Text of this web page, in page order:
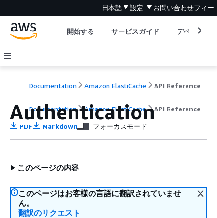
日本語 設定 お問い合わせフィー
開始する サービスガイド デベロッパ
Documentation Amazon ElastiCache API Reference
Documentation Amazon ElastiCache API Reference
Authentication
PDF Markdown フォーカスモード
このページの内容
このページはお客様の言語に翻訳されていませ
ん。
翻訳のリクエスト